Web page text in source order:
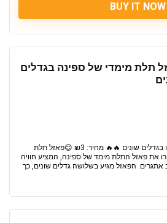
BUY IT NOW
תלת מימדי של ספינה בגדלים
🔥 פאזל תלת מימדי של ספינה בגדלים שונים 🔥🔥 מחיר: ₪3 😊פאזל תלת
ב-3 גדליםהכירו את פאזל התלת מימד של ספינה, המציע חוויה
אתגרים. הפאזל מגיע בשלושה גדלים שונים, כך